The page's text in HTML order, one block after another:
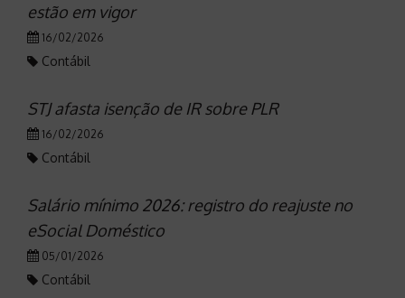
estão em vigor
16/02/2026
Contábil
STJ afasta isenção de IR sobre PLR
16/02/2026
Contábil
Salário mínimo 2026: registro do reajuste no
eSocial Doméstico
05/01/2026
Contábil